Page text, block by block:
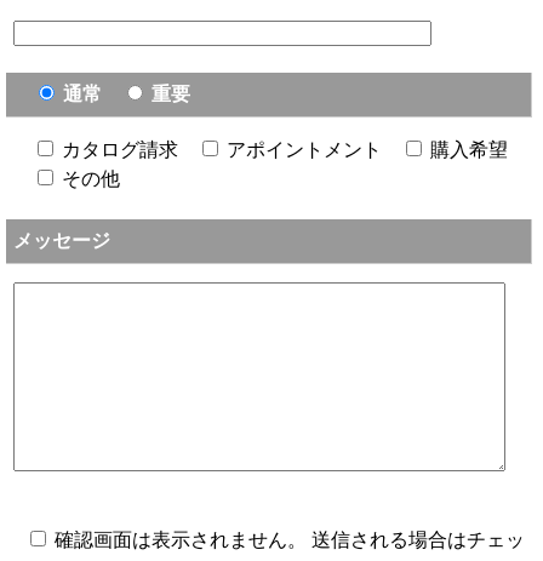
通常 重要
カタログ請求 アポイントメント
購入希望
その他
メッセージ
確認画面は表示されません。 送信される場合はチェッ